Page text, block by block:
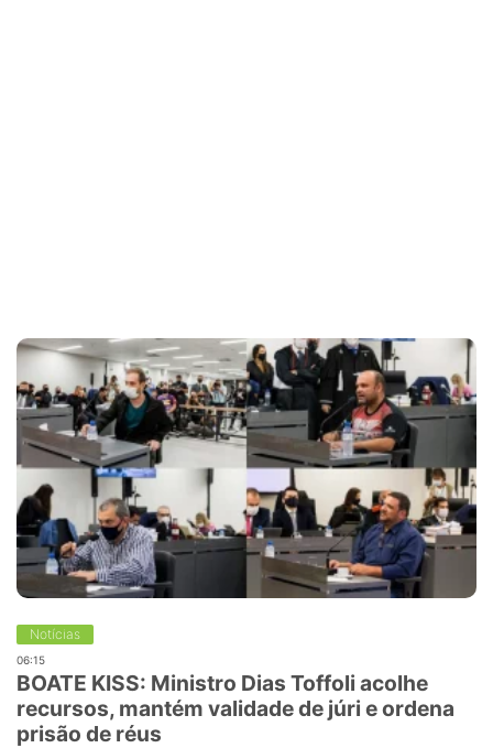
Notícias
06:15
BOATE KISS: Ministro Dias Toffoli acolhe
recursos, mantém validade de júri e ordena
prisão de réus